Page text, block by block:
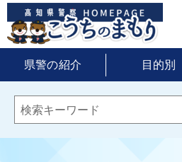
県警の紹介 目的別